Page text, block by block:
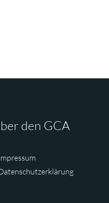
den GCA